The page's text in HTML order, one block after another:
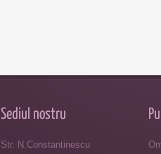
Sediul nostru
Str. N.Constantinescu